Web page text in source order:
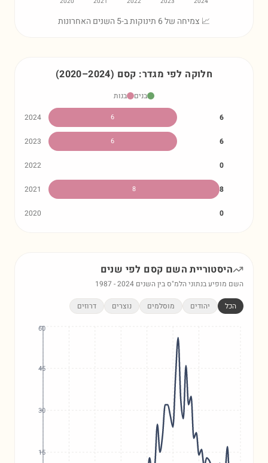
📈 צמיחה של 6 תינוקות ב-5 השנים האחרונות
חלוקה לפי מגדר: קסם (2020–2024)
בנים
בנות
2024
6 6
2023 6 6
2022 0
2021 8 8
2020 0
היסטוריית השם קסם לפי שנים
השם מופיע בנתוני הלמ"ס בין השנים 1987 -2024
הכל יהודים מוסלמים נוצרים דרוזים
15
30
45
60